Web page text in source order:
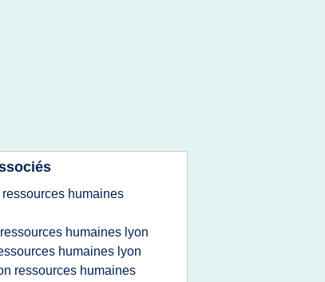
humaines
humaines lyon
humaines lyon
ressources humaines